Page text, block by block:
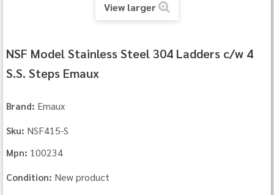
View larger
NSF Model Stainless Steel 304 Ladders c/w 4
S.S. Steps Emaux
Brand: Emaux
Sku: NSF415-S
Mpn: 100234
Condition: New product